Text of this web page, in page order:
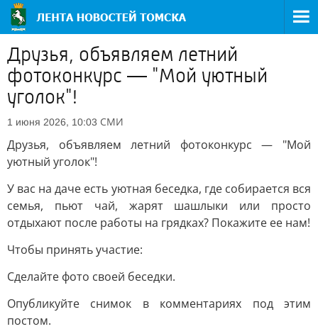
Друзья, объявляем летний
фотоконкурс — "Мой уютный
уголок"!
1 июня 2026, 10:03 СМИ
Друзья, объявляем летний фотоконкурс — "Мой
уютный уголок"!
У вас на даче есть уютная беседка, где собирается вся
семья, пьют чай, жарят шашлыки или просто
отдыхают после работы на грядках? Покажите ее нам!
Чтобы принять участие:
Сделайте фото своей беседки.
Опубликуйте снимок в комментариях под этим
постом.